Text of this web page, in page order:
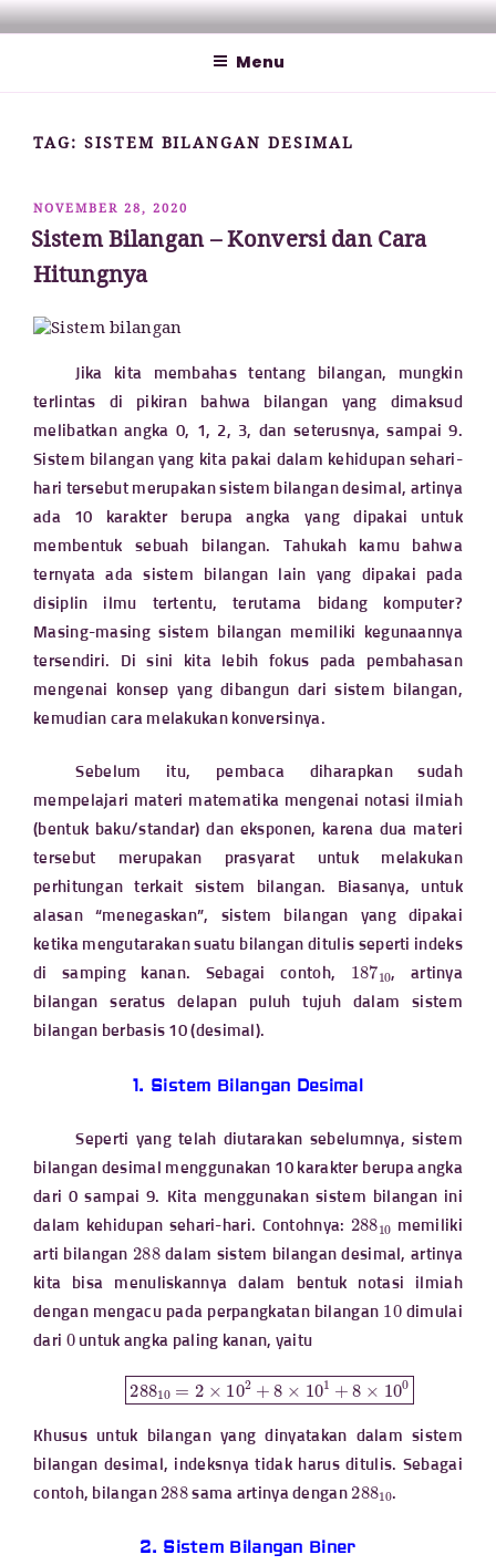
Lompat
ke MATHCYBER1997
Menu
TAG: SISTEM BILANGAN DESIMAL
DIPOSKAN
PADA
NOVEMBER 28, 2020
Sistem Bilangan – Konversi dan Cara
Hitungnya
Jika kita membahas tentang bilangan, mungkin
terlintas di pikiran bahwa bilangan yang dimaksud
melibatkan angka 0, 1, 2, 3, dan seterusnya, sampai 9.
Sistem bilangan yang kita pakai dalam kehidupan sehari-
hari tersebut merupakan sistem bilangan desimal, artinya
ada 10 karakter berupa angka yang dipakai untuk
membentuk sebuah bilangan. Tahukah kamu bahwa
ternyata ada sistem bilangan lain yang dipakai pada
disiplin ilmu tertentu, terutama bidang komputer?
Masing-masing sistem bilangan memiliki kegunaannya
tersendiri. Di sini kita lebih fokus pada pembahasan
mengenai konsep yang dibangun dari sistem bilangan,
kemudian cara melakukan konversinya.
Sebelum itu, pembaca diharapkan sudah
mempelajari materi matematika mengenai notasi ilmiah
(bentuk baku/standar) dan eksponen, karena dua materi
tersebut merupakan prasyarat untuk melakukan
perhitungan terkait sistem bilangan. Biasanya, untuk
alasan “menegaskan”, sistem bilangan yang dipakai
ketika mengutarakan suatu bilangan ditulis seperti indeks
di samping kanan. Sebagai contoh,
10
, artinya
bilangan seratus delapan puluh tujuh dalam sistem
bilangan berbasis 10 (desimal).
1. Sistem Bilangan Desimal
Seperti yang telah diutarakan sebelumnya, sistem
bilangan desimal menggunakan 10 karakter berupa angka
dari 0 sampai 9. Kita menggunakan sistem bilangan ini
dalam kehidupan sehari-hari. Contohnya:
10
memiliki
arti bilangan
288
dalam sistem bilangan desimal, artinya
kita bisa menuliskannya dalam bentuk notasi ilmiah
dengan mengacu pada perpangkatan bilangan
10
dimulai
dari
0
untuk angka paling kanan, yaitu
28810=2×102+8×101+8×100
Khusus untuk bilangan yang dinyatakan dalam sistem
bilangan desimal, indeksnya tidak harus ditulis. Sebagai
contoh, bilangan
sama artinya dengan .
2. Sistem Bilangan Biner